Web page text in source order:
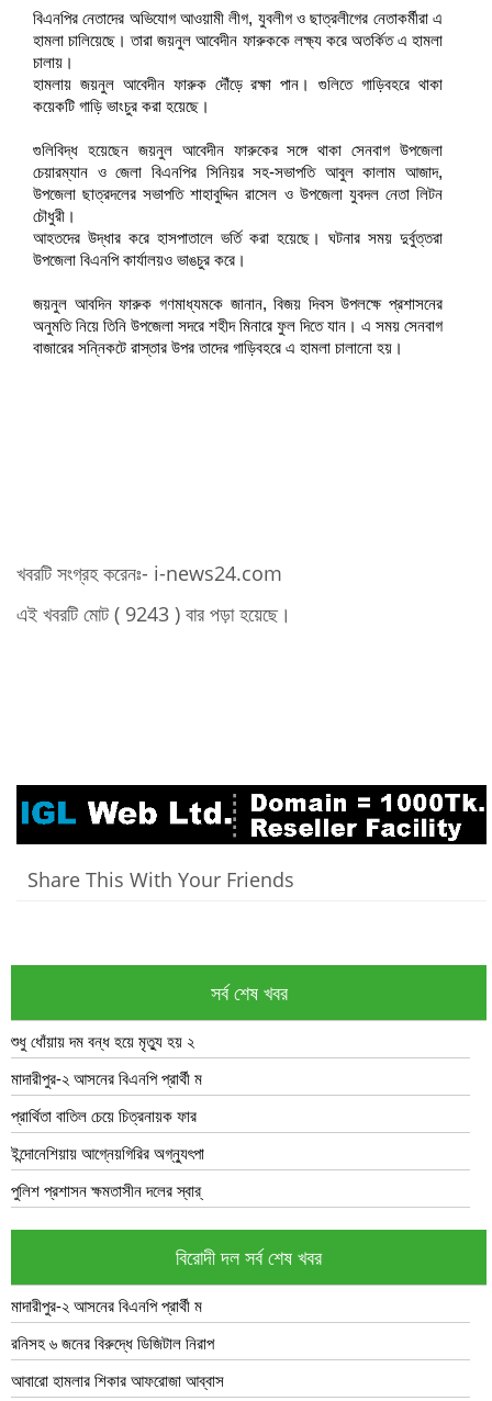
বিএনপির নেতাদের অভিযোগ আওয়ামী লীগ, যুবলীগ ও ছাত্রলীগের নেতাকর্মীরা এ
হামলা চালিয়েছে। তারা জয়নুল আবেদীন ফারুককে লক্ষ্য করে অতর্কিত এ হামলা
চালায়।
হামলায় জয়নুল আবেদীন ফারুক দৌঁড়ে রক্ষা পান। গুলিতে গাড়িবহরে থাকা
কয়েকটি গাড়ি ভাংচুর করা হয়েছে।
গুলিবিদ্ধ হয়েছেন জয়নুল আবেদীন ফারুকের সঙ্গে থাকা সেনবাগ উপজেলা
চেয়ারম্যান ও জেলা বিএনপির সিনিয়র সহ-সভাপতি আবুল কালাম আজাদ,
উপজেলা ছাত্রদলের সভাপতি শাহাবুদ্দিন রাসেল ও উপজেলা যুবদল নেতা লিটন
চৌধুরী।
আহতদের উদ্ধার করে হাসপাতালে ভর্তি করা হয়েছে। ঘটনার সময় দুর্বুত্তরা
উপজেলা বিএনপি কার্যালয়ও ভাঙচুর করে।
জয়নুল আবদিন ফারুক গণমাধ্যমকে জানান, বিজয় দিবস উপলক্ষে প্রশাসনের
অনুমতি নিয়ে তিনি উপজেলা সদরে শহীদ মিনারে ফুল দিতে যান। এ সময় সেনবাগ
বাজারের সন্নিকটে রাস্তার উপর তাদের গাড়িবহরে এ হামলা চালানো হয়।
খবরটি সংগ্রহ করেনঃ- i-news24.com
এই খবরটি মোট ( 9243 ) বার পড়া হয়েছে।
Share This With Your Friends
সর্ব শেষ খবর
শুধু ধোঁয়ায় দম বন্ধ হয়ে মৃত্যু হয় ২
মাদারীপুর-২ আসনের বিএনপি প্রার্থী ম
প্রার্থিতা বাতিল চেয়ে চিত্রনায়ক ফার
ইন্দোনেশিয়ায় আগ্নেয়গিরির অগ্ন্যুৎপা
পুলিশ প্রশাসন ক্ষমতাসীন দলের স্বার্
বিরোদী দল সর্ব শেষ খবর
মাদারীপুর-২ আসনের বিএনপি প্রার্থী ম
রনিসহ ৬ জনের বিরুদ্ধে ডিজিটাল নিরাপ
আবারো হামলার শিকার আফরোজা আব্বাস